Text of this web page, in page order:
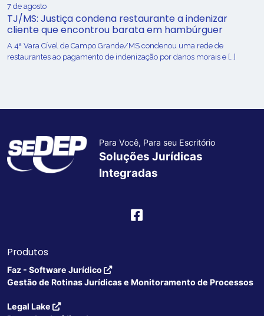
7 de agosto
TJ/MS: Justiça condena restaurante a indenizar
cliente que encontrou barata em hambúrguer
A 4ª Vara Cível de Campo Grande/MS condenou uma rede de
restaurantes ao pagamento de indenização por danos morais e […]
Para Você, Para seu Escritório
Soluções Jurídicas
Integradas
Produtos
Faz - Software Jurídico
Gestão de Rotinas Jurídicas e Monitoramento de Processos
Legal Lake